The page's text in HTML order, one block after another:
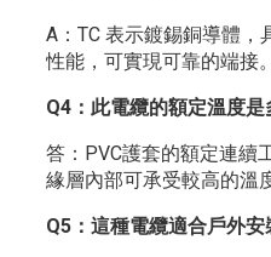
A：TC 表示鍍錫銅導體
性能，可實現可靠的端接。
Q4：此電纜的額定溫度是
答：PVC護套的額定連續
緣層內部可承受較高的溫
Q5：這種電纜適合戶外安